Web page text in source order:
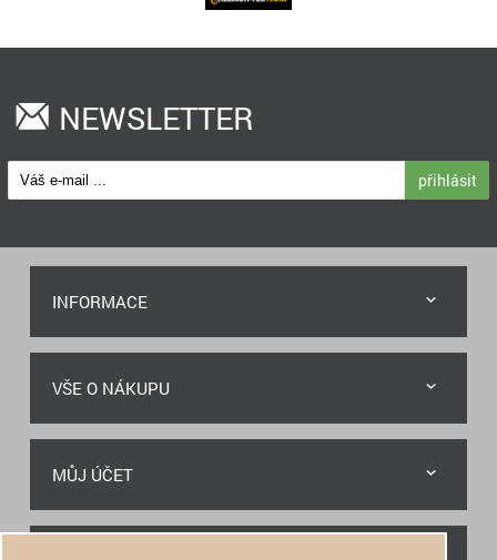
NEWSLETTER
přihlásit
INFORMACE
VŠE O NÁKUPU
MŮJ ÚČET